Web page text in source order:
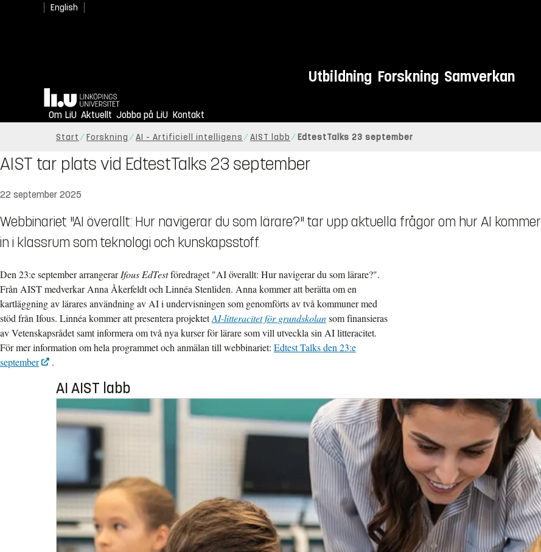
English
Utbildning Forskning Samverkan
Hem
Om LiU Aktuellt Jobba på LiU Kontakt
Start Forskning AI - Artificiell intelligens AIST labb EdtestTalks 23 september
AIST tar plats vid EdtestTalks 23 september
22 september 2025
Webbinariet "AI överallt: Hur navigerar du som lärare?" tar upp aktuella frågor om hur AI kommer
in i klassrum som teknologi och kunskapsstoff.
Den 23:e september arrangerarIfous EdTestföredraget "AI överallt: Hur navigerar du som lärare?".
Från AIST medverkar Anna Åkerfeldt och Linnéa Stenliden. Anna kommer att berätta om en
kartläggning av lärares användning av AI i undervisningen som genomförts av två kommuner med
stöd från Ifous. Linnéa kommer att presentera projektetAI-litteracitet för grundskolansom finansieras
av Vetenskapsrådet samt informera om två nya kurser för lärare som vill utveckla sin AI litteracitet.
För mer information om hela programmet och anmälan till webbinariet: Edtest Talks den 23:e
september
.
AI AIST labb